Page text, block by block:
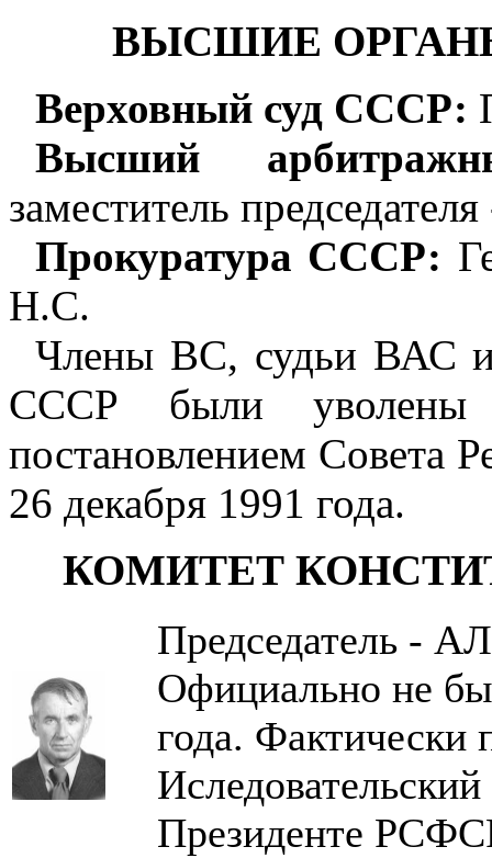
ВЫСШИЕ
Верховный суд СССР:
Высший
заместитель
Прокуратура СССР:
Н.С.
Члены ВС, судьи ВАС и
СССР были
постановлением
26 декабря 1991 года.
КОМИТЕТ
Председатель -
Официально не
года. Фактически
Президенте